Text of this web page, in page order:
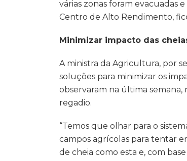
várias zonas foram evacuadas
Centro de Alto Rendimento,
Minimizar impacto das
A ministra da Agricultura, por
soluções para minimizar os
observaram na última
regadio.
“Temos que olhar para o
campos agrícolas para tentar
de cheia como esta e, com